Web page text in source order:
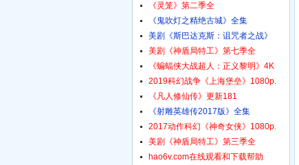
《灵笼》第二季全
《鬼吹灯之精绝古城》全集
美剧《斯巴达克斯：诅咒者之战》
美剧《神盾局特工》第七季全
《蝙蝠侠大战超人：正义黎明》4K
2019科幻战争《上海堡垒》1080p.
《凡人修仙传》更新181
《射雕英雄传2017版》全集
2017动作科幻《神奇女侠》1080p.
美剧《神盾局特工》第三季全
hao6v.com在线观看和下载帮助